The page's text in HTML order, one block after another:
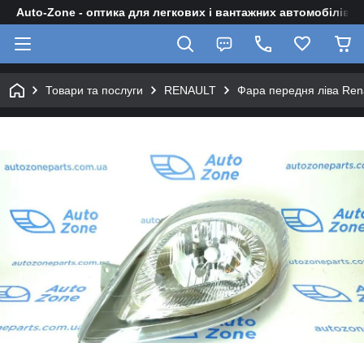
Auto-Zone - оптика для легкових і вантажних автомобілів
Товари та послуги RENAULT Фара передня ліва